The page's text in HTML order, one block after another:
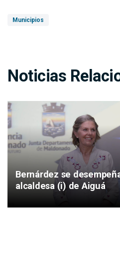
Municipios
Noticias
Bernárdez se
alcaldesa (i) de Aiguá